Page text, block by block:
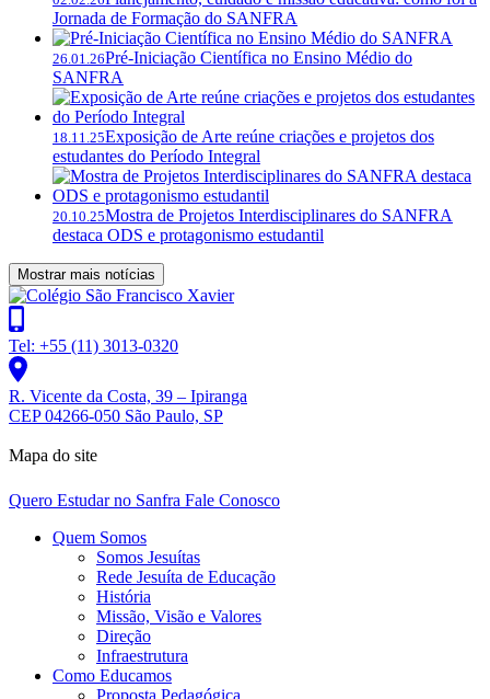
Jornada de Formação do SANFRA
26.01.26Pré-Iniciação Científica no Ensino Médio do
SANFRA
18.11.25Exposição de Arte reúne criações e projetos dos
estudantes do Período Integral
20.10.25Mostra de Projetos Interdisciplinares do SANFRA
destaca ODS e protagonismo estudantil
Mostrar mais notícias
Tel: +55 (11) 3013-0320
R. Vicente da Costa, 39 – Ipiranga
CEP 04266-050 São Paulo, SP
Mapa do site
Quero Estudar no Sanfra Fale Conosco
Quem Somos
Somos Jesuítas
Rede Jesuíta de Educação
História
Missão, Visão e Valores
Direção
Infraestrutura
Como Educamos
Proposta Pedagógica